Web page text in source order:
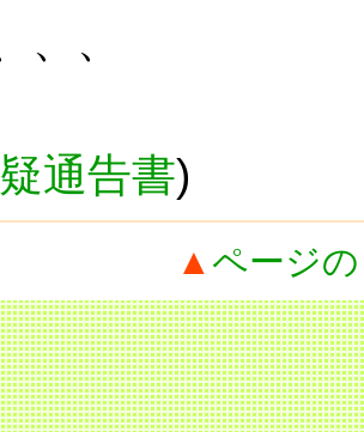
、、
通告書)
▲ ページ